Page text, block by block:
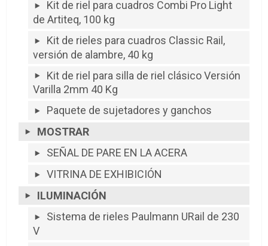
Kit de riel para cuadros Combi Pro Light
de Artiteq, 100 kg
Kit de rieles para cuadros Classic Rail,
versión de alambre, 40 kg
Kit de riel para silla de riel clásico Versión
Varilla 2mm 40 Kg
Paquete de sujetadores y ganchos
MOSTRAR
SEÑAL DE PARE EN LA ACERA
VITRINA DE EXHIBICIÓN
ILUMINACIÓN
Sistema de rieles Paulmann URail de 230
V